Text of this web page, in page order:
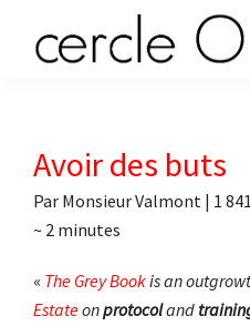
principale
O
érotique
Avoir des buts
Par Monsieur Valmont | 1
~ 2 minutes
« The Grey Bookis an
Estateonprotocoland